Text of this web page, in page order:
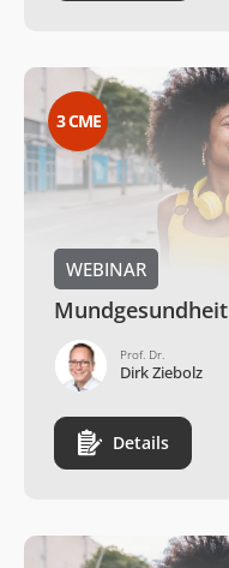
3CME
WEBINAR
Prof. Dr.
Dirk Ziebolz
Details